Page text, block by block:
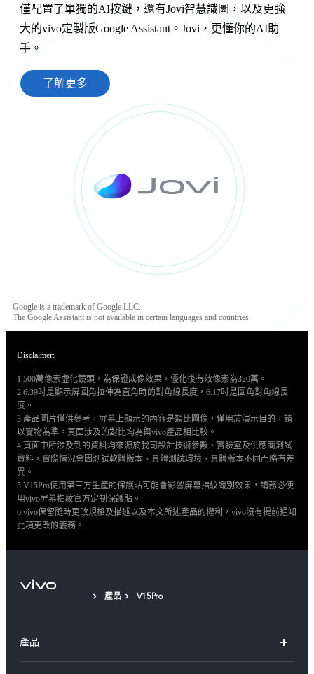
僅配置了單獨的AI按鍵，還有Jovi智慧識圖，以及更強
大的vivo定製版Google Assistant。Jovi，更懂你的AI助
手。
了解更多
Google is a trademark of Google LLC.
The Google Assistant is not available in certain languages and countries.
Disclaimer:
1.500萬像素虛化鏡頭，為保證成像效果，優化後有效像素為320萬。
2.6.39吋是顯示屏圓角拉伸為直角時的對角線長度，6.17吋是圓角對角線長
度。
3.產品圖片僅供參考，屏幕上顯示的內容是類比圖像，僅用於演示目的，請
以實物為準。頁面涉及的對比均為與vivo產品相比較。
4.頁面中所涉及到的資料均來源於我司設計技術參數、實驗室及供應商測試
資料，實際情況會因測試軟體版本、具體測試環境、具體版本不同而略有差
異。
5.V15Pro使用第三方生產的保護貼可能會影響屏幕指紋識別效果，請務必使
用vivo屏幕指紋官方定制保護貼。
6.vivo保留隨時更改規格及描述以及本文所述產品的權利，vivo沒有提前通知
此項更改的義務。
産品 V15Pro
產品